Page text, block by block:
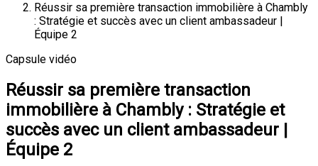
Réussir sa première transaction immobilière à Chambly
: Stratégie et succès avec un client ambassadeur |
Équipe 2
Capsule vidéo
Réussir sa première transaction
immobilière à Chambly : Stratégie et
succès avec un client ambassadeur |
Équipe 2